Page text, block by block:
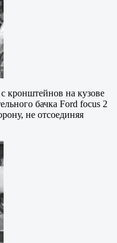
кронштейнов на кузове
бачка Ford focus 2
не отсоединяя